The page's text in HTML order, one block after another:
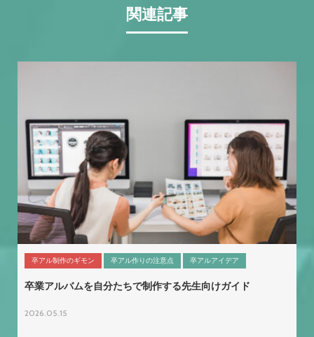
関連記事
卒アル制作のギモン 卒アル作りの注意点 卒アルアイデア
卒業アルバムを自分たちで制作する先生向けガイド
2026.05.15